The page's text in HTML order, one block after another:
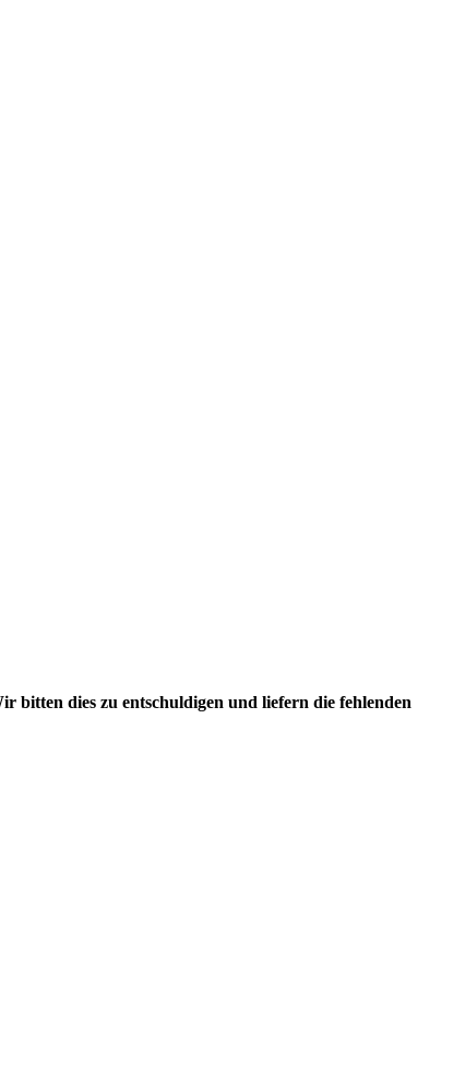
bitten dies zu entschuldigen und liefern die fehlenden